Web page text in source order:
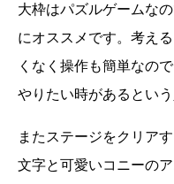
大枠はパズルゲームな
にオススメです。考え
くなく操作も簡単なの
やりたい時があるとい
またステージをクリア
文字と可愛いコニーの